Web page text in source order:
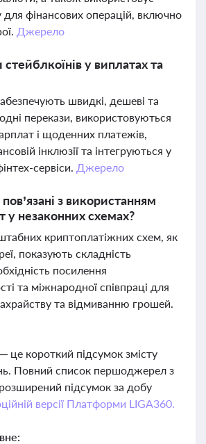
фінансових операцій, включно
Джерело
стейблкоїнів у виплатах та
швидкі, дешеві та
перекази, використовуються
і щоденних платежів,
інклюзії та інтегруються у
сервіси. Джерело
з використанням
у незаконних схемах?
криптоплатіжних схем, як
показують складність
посилення
та міжнародної співпраці для
та відмиванню грошей.
це короткий підсумок змісту
Повний список першоджерел з
підсумок за добу
версії Платформи LIGA360.